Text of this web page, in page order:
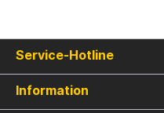
Service-Hotline
Information